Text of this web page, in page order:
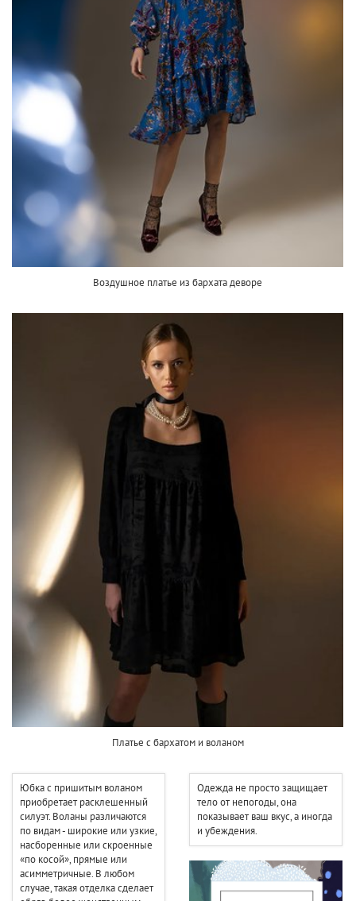
Воздушное платье из бархата деворе
Платье с бархатом и воланом
Юбка с пришитым воланом
приобретает расклешенный
силуэт. Воланы различаются
по видам - широкие или узкие,
насборенные или скроенные
«по косой», прямые или
асимметричные. В любом
случае, такая отделка сделает
Одежда не просто защищает
тело от непогоды, она
показывает ваш вкус, а иногда
и убеждения.